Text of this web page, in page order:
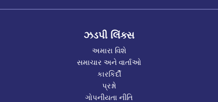
ઝડપી લિંક્સ
અમારા વિશે
સમાચાર અને વાર્તાઓ
કારકિર્દી
પ્રશ્નો
ગોપનીયતા નીતિ